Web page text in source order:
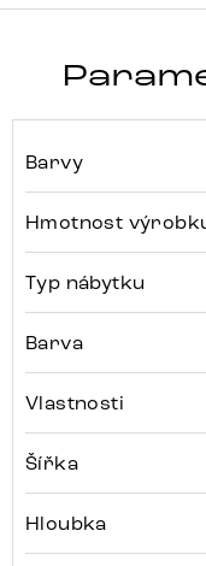
Barvy
Hmotnost
Typ nábytku
Barva
Vlastnosti
Šířka
Hloubka